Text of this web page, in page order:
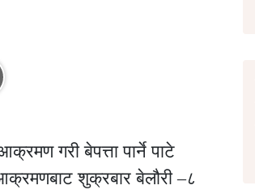
गरी बेपत्ता पार्ने पाटे
शुक्रबार बेलौरी –८